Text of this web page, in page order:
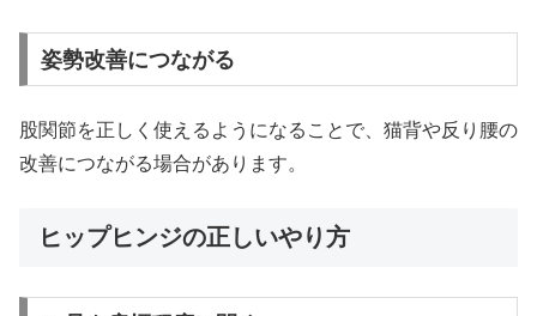
姿勢改善につながる
股関節を正しく使えるようになることで、猫背や反り腰の
改善につながる場合があります。
ヒップヒンジの正しいやり方